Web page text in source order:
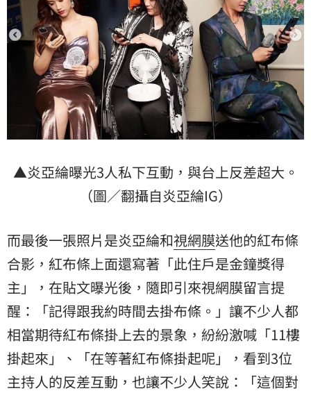
▲炎亞綸曝光3人私下互動，與台上反差超大。
（圖／翻攝自炎亞綸IG）
而最後一張照片是炎亞綸和視網膜送他的紅布條
合影，紅布條上面還寫著「此住戶是金鐘獎得
主」，在貼文曝光後，隨即引來視網膜留言提
醒：「記得跟我約時間去掛布條。」讓不少人都
相當期待紅布條掛上去的景象，紛紛激喊「11樓
掛起來」、「在等著紅布條掛起呢」，看到3位
主持人的反差互動，也讓不少人笑說：「這個對